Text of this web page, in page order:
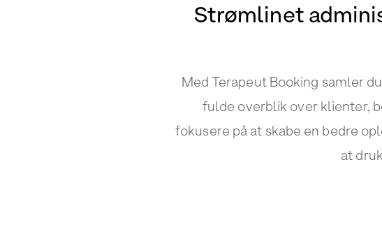
Strømlinet
Med Terapeut Booking samler
fulde overblik over klienter,
fokusere på at skabe en bedre
at